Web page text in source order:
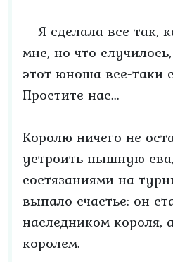
– Я сделала все так,
мне, но что
этот юноша все-таки
Простите нас...
Королю ничего не
устроить пышную
состязаниями на
выпало счастье: он
наследником короля,
королем.